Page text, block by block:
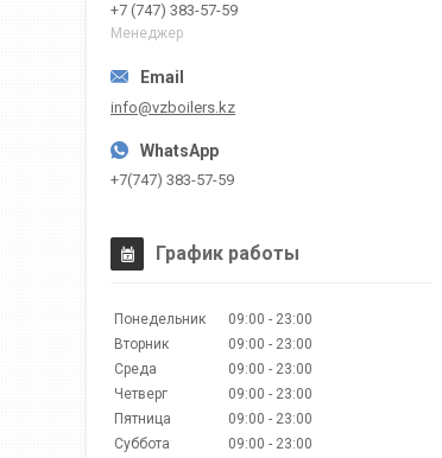
+7 (747) 383-57-59
Менеджер
info@vzboilers.kz
+7(747) 383-57-59
График работы
Понедельник 09:00
23:00
Вторник
09:00
23:00
Среда
09:00
23:00
Четверг
09:00
23:00
Пятница
09:00
23:00
Суббота
09:00
23:00